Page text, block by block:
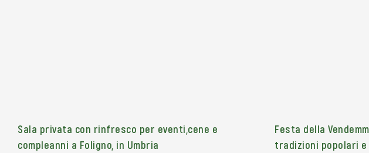
Sala privata con rinfresco per eventi,cene e
compleanni a Foligno, in Umbria
Festa della
tradizioni popolari